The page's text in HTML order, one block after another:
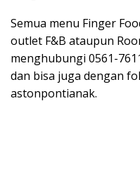
Semua menu Finger
outlet F&B ataupun
menghubungi 0561-
dan bisa juga dengan
astonpontianak.